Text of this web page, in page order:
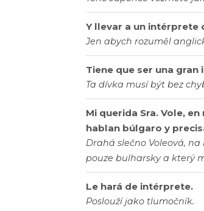
Y llevar a un intérprete
Jen abych rozuměl
Tiene que ser una
Ta dívka musí být bez
Mi querida Sra. Vole,
hablan búlgaro y
Drahá slečno Voleová,
pouze bulharsky a který
Le hará de intérprete.
Poslouží jako tlumočník.